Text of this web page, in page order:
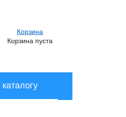
Корзина
Корзина пуста